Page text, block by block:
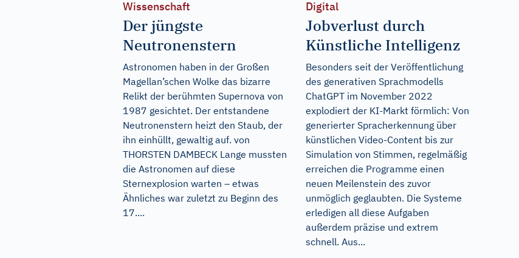
Wissenschaft
Der jüngste
Neutronenstern
Astronomen haben in der Großen
Magellan’schen Wolke das bizarre
Relikt der berühmten Supernova von
1987 gesichtet. Der entstandene
Neutronenstern heizt den Staub, der
ihn einhüllt, gewaltig auf. von
THORSTEN DAMBECK Lange mussten
die Astronomen auf diese
Sternexplosion warten – etwas
Ähnliches war zuletzt zu Beginn des
17....
Digital
Jobverlust durch
Künstliche Intelligenz
Besonders seit der Veröffentlichung
des generativen Sprachmodells
ChatGPT im November 2022
explodiert der KI-Markt förmlich: Von
generierter Spracherkennung über
künstlichen Video-Content bis zur
Simulation von Stimmen, regelmäßig
erreichen die Programme einen
neuen Meilenstein des zuvor
unmöglich geglaubten. Die Systeme
erledigen all diese Aufgaben
außerdem präzise und extrem
schnell. Aus...